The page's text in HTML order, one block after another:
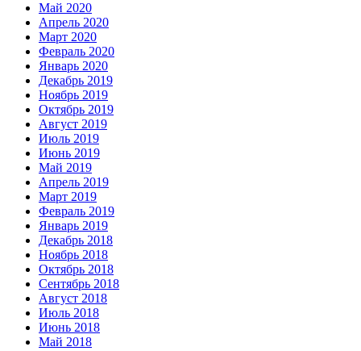
Май 2020
Апрель 2020
Март 2020
Февраль 2020
Январь 2020
Декабрь 2019
Ноябрь 2019
Октябрь 2019
Август 2019
Июль 2019
Июнь 2019
Май 2019
Апрель 2019
Март 2019
Февраль 2019
Январь 2019
Декабрь 2018
Ноябрь 2018
Октябрь 2018
Сентябрь 2018
Август 2018
Июль 2018
Июнь 2018
Май 2018